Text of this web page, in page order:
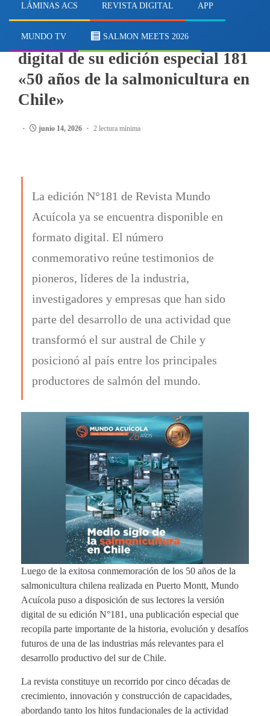
LÁMINAS ACS REVISTA DIGITAL APP
MUNDO TV SALMON MEETS 2026
Mundo Acuícola publica versión
digital de su edición especial 181
«50 años de la salmonicultura en
Chile»
junio 14, 2026 2 lectura mínima
La edición N°181 de Revista Mundo
Acuícola ya se encuentra disponible en
formato digital. El número
conmemorativo reúne testimonios de
pioneros, líderes de la industria,
investigadores y empresas que han sido
parte del desarrollo de una actividad que
transformó el sur austral de Chile y
posicionó al país entre los principales
productores de salmón del mundo.
Luego de la exitosa conmemoración de los 50 años de la
salmonicultura chilena realizada en Puerto Montt, Mundo
Acuícola puso a disposición de sus lectores la versión
digital de su edición N°181, una publicación especial que
recopila parte importante de la historia, evolución y desafíos
futuros de una de las industrias más relevantes para el
desarrollo productivo del sur de Chile.
La revista constituye un recorrido por cinco décadas de
crecimiento, innovación y construcción de capacidades,
abordando tanto los hitos fundacionales de la actividad